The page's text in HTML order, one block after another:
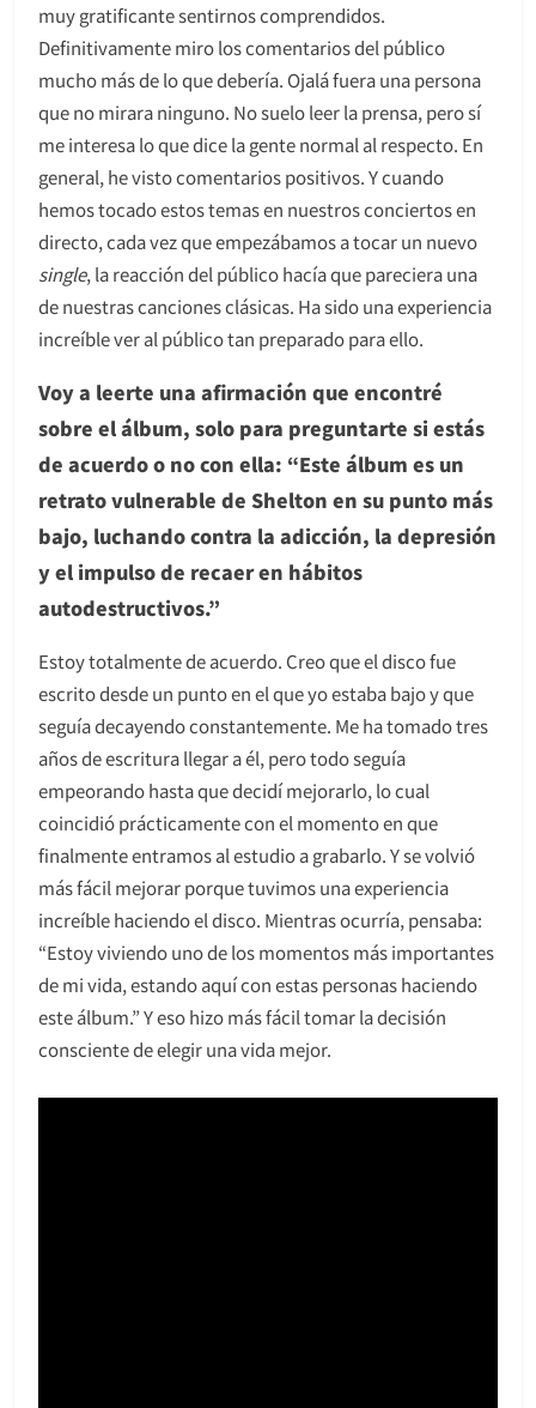
muy gratificante sentirnos comprendidos.
Definitivamente miro los comentarios del público
mucho más de lo que debería. Ojalá fuera una persona
que no mirara ninguno. No suelo leer la prensa, pero sí
me interesa lo que dice la gente normal al respecto. En
general, he visto comentarios positivos. Y cuando
hemos tocado estos temas en nuestros conciertos en
directo, cada vez que empezábamos a tocar un nuevo
single, la reacción del público hacía que pareciera una
de nuestras canciones clásicas. Ha sido una experiencia
increíble ver al público tan preparado para ello.
Voy a leerte una afirmación que encontré
sobre el álbum, solo para preguntarte si estás
de acuerdo o no con ella: “Este álbum es un
retrato vulnerable de Shelton en su punto más
bajo, luchando contra la adicción, la depresión
y el impulso de recaer en hábitos
autodestructivos.”
Estoy totalmente de acuerdo. Creo que el disco fue
escrito desde un punto en el que yo estaba bajo y que
seguía decayendo constantemente. Me ha tomado tres
años de escritura llegar a él, pero todo seguía
empeorando hasta que decidí mejorarlo, lo cual
coincidió prácticamente con el momento en que
finalmente entramos al estudio a grabarlo. Y se volvió
más fácil mejorar porque tuvimos una experiencia
increíble haciendo el disco. Mientras ocurría, pensaba:
“Estoy viviendo uno de los momentos más importantes
de mi vida, estando aquí con estas personas haciendo
este álbum.” Y eso hizo más fácil tomar la decisión
consciente de elegir una vida mejor.